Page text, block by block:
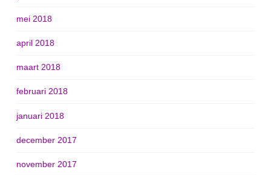
mei 2018
april 2018
maart 2018
februari 2018
januari 2018
december 2017
november 2017